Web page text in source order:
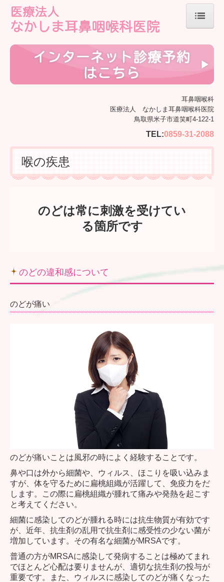
院長紹介
めまい・耳鳴り
施設・設備のご案内
耳鼻咽喉科
医療法人 なかしま耳鼻咽喉科医院
鳥取県米子市道笑町4-122-1
TEL:0859-31-2088
喉の疾患
のどは常に刺激を受けてい
る箇所です
のどの違和感について
のどが痛い
のどが痛いことは風邪の時によく経験することです。
鼻や口は外から細菌や、ウィルス、ほこりを吸い込みま
すが、体を守るために扁桃組織が活躍して、免疫力をだ
します。この際に扁桃組織が腫れて痛みや発熱を起こす
と考えてください。
細菌に感染してのどが腫れる時には抗生物質が有効です
が、近年、抗生剤の乱用で抗生剤に感受性の少ない菌が
増加しています。その有名な細菌がMRSAです。
普通の方がMRSAに感染して発病することは極めてまれ
でほとんど心配は要りませんが、適切な抗生剤の投与が
重要です。また、ウィルスに感染してのどが痛くなった